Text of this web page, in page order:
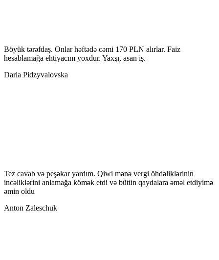
Böyük tərəfdaş. Onlar həftədə cəmi 170 PLN alırlar. Faiz
hesablamağa ehtiyacım yoxdur. Yaxşı, asan iş.
Daria Pidzyvalovska
Tez cavab və peşəkar yardım. Qiwi mənə vergi öhdəliklərinin
incəliklərini anlamağa kömək etdi və bütün qaydalara əməl etdiyimə
əmin oldu
Anton Zaleschuk